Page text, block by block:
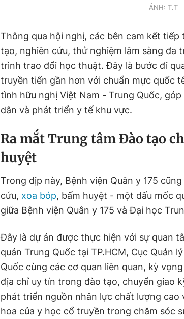
ẢNH: T.T
Thông qua hội nghị, các bên cam kết
tạo, nghiên cứu, thử nghiệm lâm sàng đa
trình trao đổi học thuật. Đây là bước đi
truyền tiến gần hơn với chuẩn mực quốc
tình hữu nghị Việt Nam - Trung Quốc,
dân và phát triển y tế khu vực.
Ra mắt Trung tâm Đào tạo
huyệt
Trong dịp này, Bệnh viện Quân y 175
cứu, xoa bóp, bấm huyệt - một dấu mốc
giữa Bệnh viện Quân y 175 và Đại học
Đây là dự án được thực hiện với sự quan
quán Trung Quốc tại TP.HCM, Cục Quản
Quốc cùng các cơ quan liên quan, kỳ
địa chỉ uy tín trong đào tạo, chuyển giao
phát triển nguồn nhân lực chất lượng
hoa của y học cổ truyền trong chăm sóc